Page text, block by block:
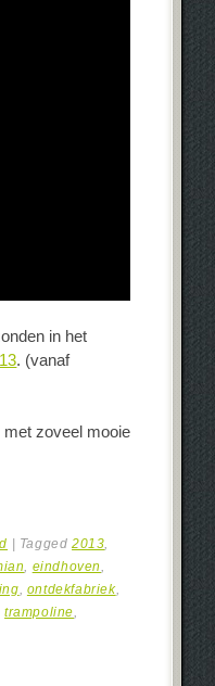
in het
. (vanaf
zoveel mooie
| Tagged2013
eindhoven
ontdekfabriek,
,trampoline